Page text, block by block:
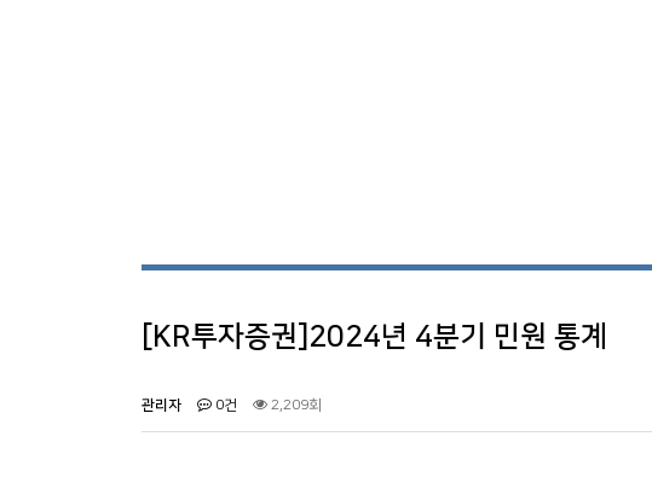
[KR투자증권]2024년 4분기 민원 통계
관리자 0건 2,209회